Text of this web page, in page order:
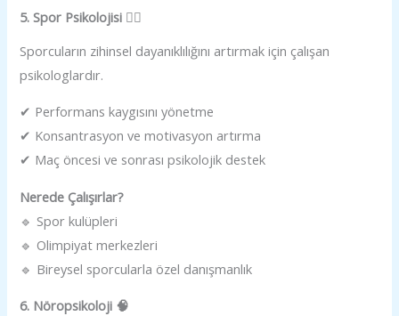
5. Spor Psikolojisi 🏃‍♂️
Sporcuların zihinsel dayanıklılığını artırmak için çalışan
psikologlardır.
✔ Performans kaygısını yönetme
✔ Konsantrasyon ve motivasyon artırma
✔ Maç öncesi ve sonrası psikolojik destek
Nerede Çalışırlar?
🔹 Spor kulüpleri
🔹 Olimpiyat merkezleri
🔹 Bireysel sporcularla özel danışmanlık
6. Nöropsikoloji 🧠